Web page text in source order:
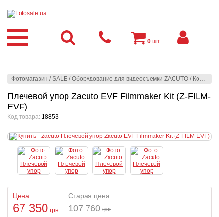
Фотомагазин /SALE /Оборудование для видеосъемки ZACUTO / Комплекты для PRO VIDEO
Плечевой упор Zacuto EVF Filmmaker Kit (Z-FILM-
EVF)
Код товара: 18853
Цена:
67 350 грн
Старая цена:
107 760 грн
0 шт